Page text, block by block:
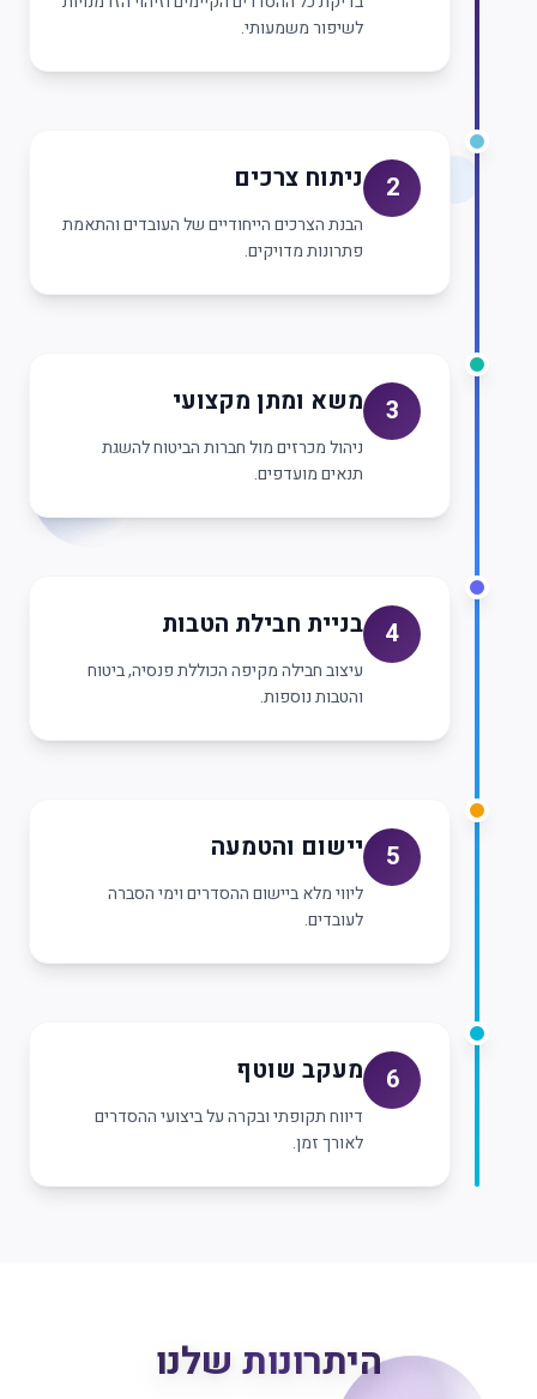
לשיפור משמעותי.
2 ניתוח צרכים
הבנת הצרכים הייחודיים של העובדים והתאמת
פתרונות מדויקים.
3 משא ומתן מקצועי
ניהול מכרזים מול חברות הביטוח להשגת
תנאים מועדפים.
4 בניית חבילת הטבות
עיצוב חבילה מקיפה הכוללת פנסיה, ביטוח
והטבות נוספות.
5 יישום והטמעה
ליווי מלא ביישום ההסדרים וימי הסברה
לעובדים.
6 מעקב שוטף
דיווח תקופתי ובקרה על ביצועי ההסדרים
לאורך זמן.
היתרונות שלנו